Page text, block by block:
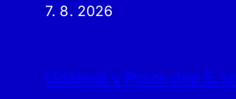
7. 8. 2026
Události v Praze dne 5.